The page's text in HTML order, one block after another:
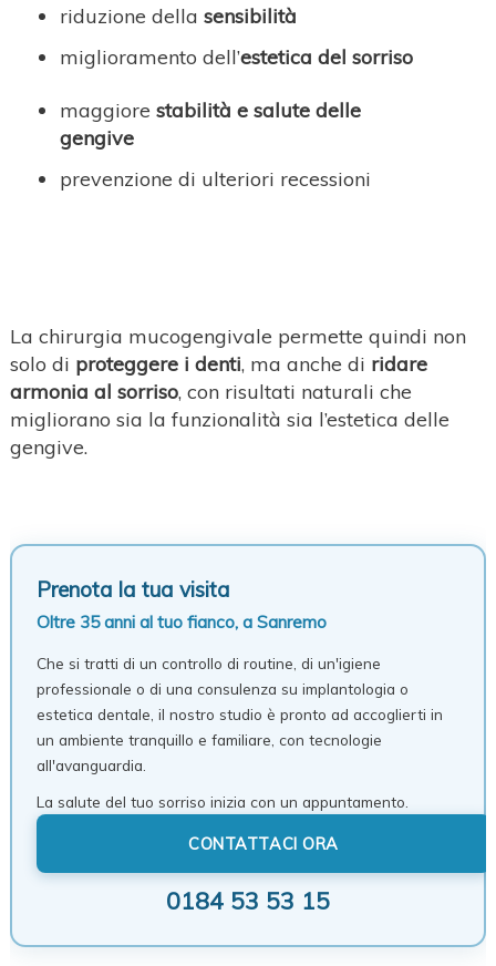
riduzione della sensibilità
miglioramento dell’estetica del sorriso
maggiore stabilità e salute delle
gengive
prevenzione di ulteriori recessioni
La chirurgia mucogengivale permette quindi non
solo di proteggere i denti, ma anche di ridare
armonia al sorriso, con risultati naturali che
migliorano sia la funzionalità sia l’estetica delle
gengive.
Prenota la tua visita
Oltre 35 anni al tuo fianco, a Sanremo
Che si tratti di un controllo di routine, di un'igiene
professionale o di una consulenza su implantologia o
estetica dentale, il nostro studio è pronto ad accoglierti in
un ambiente tranquillo e familiare, con tecnologie
all'avanguardia.
La salute del tuo sorriso inizia con un appuntamento.
CONTATTACI ORA
0184 53 53 15